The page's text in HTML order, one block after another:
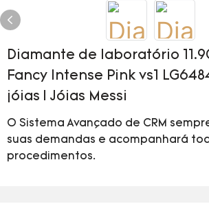
Diamante de laboratório
Fancy Intense Pink vs1
jóias | Jóias Messi
O Sistema Avançado de CRM
suas demandas e acompanhará
procedimentos.